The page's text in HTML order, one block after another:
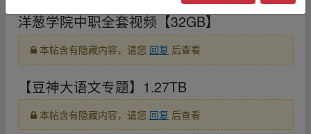
洋葱学院中职全套视频【32GB】
本帖含有隐藏内容，请您 回复 后查看
【豆神大语文专题】1.27TB
本帖含有隐藏内容，请您 回复 后查看